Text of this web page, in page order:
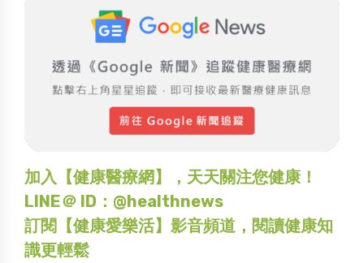
加入【健康醫療網】，天天關注您健康！
LINE＠ ID：@healthnews
訂閱【健康愛樂活】影音頻道，閱讀健康知
識更輕鬆